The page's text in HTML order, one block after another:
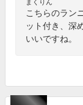
まくりん
こちらのラン
ット付き、深
いいですね。